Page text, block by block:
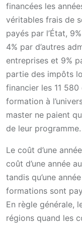
financées les
véritables frais de
payés par l’État,
4% par d’autres
entreprises et 9%
partie des impôts
financier les 11
formation à
master ne paient
de leur programme.
Le coût d’une
coût d’une année
tandis qu’une
formations sont
En règle générale,
régions quand les